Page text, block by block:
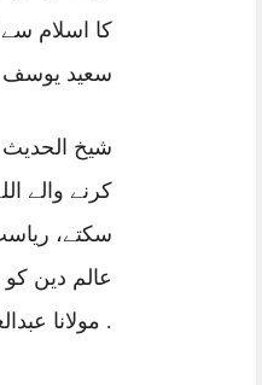
کا اسلام سے
سعید یوسف
شیخ الحدیث
کرنے والے
سکتے،
عالم دین
. مولانا